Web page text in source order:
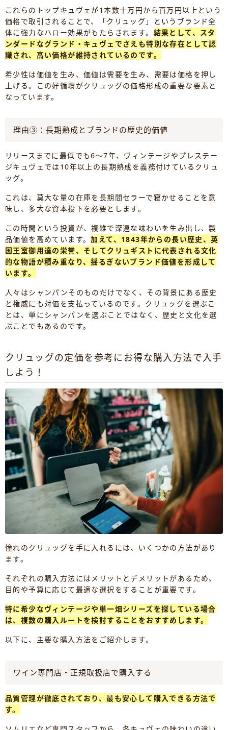
これらのトップキュヴェが1本数十万円から百万円以上という
価格で取引されることで、「クリュッグ」というブランド全
体に強力なハロー効果がもたらされます。 結果として、スタ
ンダードなグランド・キュヴェでさえも特別な存在として認
識され、高い価格が維持されているのです。
希少性は価値を生み、価値は需要を生み、需要は価格を押し
上げる。この好循環がクリュッグの価格形成の重要な要素と
なっています。
理由③：長期熟成とブランドの歴史的価値
リリースまでに最低でも6～7年、ヴィンテージやプレステー
ジキュヴェでは10年以上の長期熟成を義務付けているクリュ
ッグ。
これは、莫大な量の在庫を長期間セラーで寝かせることを意
味し、多大な資本投下を必要とします。
この時間という投資が、複雑で深遠な味わいを生み出し、製
品価値を高めています。加えて、1843年からの長い歴史、英
国王室御用達の栄誉、そしてクリュギストに代表される文化
的な物語が積み重なり、揺るぎないブランド価値を形成して
います。
人々はシャンパンそのものだけでなく、その背景にある歴史
と権威にも対価を支払っているのです。クリュッグを選ぶこ
とは、単にシャンパンを選ぶことではなく、歴史と文化を選
ぶことでもあるのです。
クリュッグの定価を参考にお得な購入方法で入手
しよう！
憧れのクリュッグを手に入れるには、いくつかの方法があり
ます。
それぞれの購入方法にはメリットとデメリットがあるため、
目的や予算に応じて最適な選択をすることが重要です。
特に希少なヴィンテージや単一畑シリーズを探している場合
は、複数の購入ルートを検討することをおすすめします。
以下に、主要な購入方法をご紹介します。
ワイン専門店・正規取扱店で購入する
品質管理が徹底されており、最も安心して購入できる方法で
す。